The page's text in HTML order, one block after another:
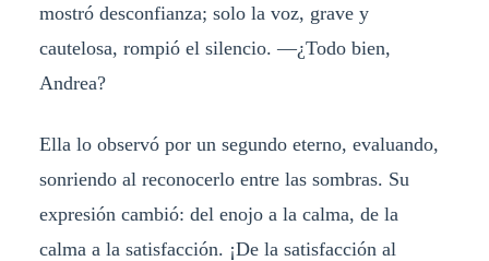
mostró desconfianza; solo la voz, grave y
cautelosa, rompió el silencio. —¿Todo bien,
Andrea?
Ella lo observó por un segundo eterno, evaluando,
sonriendo al reconocerlo entre las sombras. Su
expresión cambió: del enojo a la calma, de la
calma a la satisfacción. ¡De la satisfacción al